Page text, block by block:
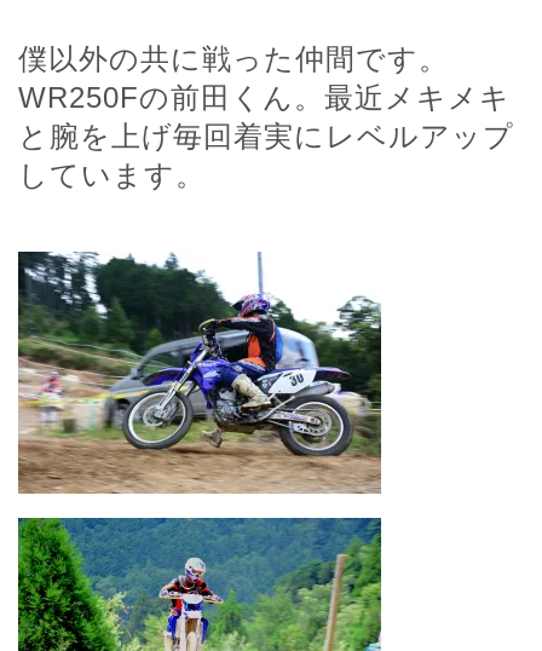
僕以外の共に戦った仲間です。
WR250Fの前田くん。最近メキメキ
と腕を上げ毎回着実にレベルアップ
しています。